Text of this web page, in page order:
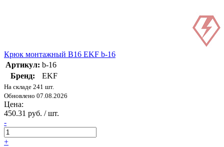
Крюк монтажный B16 EKF b-16
Артикул: b-16
Бренд:
EKF
На складе 241 шт.
Обновлено 07.08.2026
Цена:
450.31 руб. / шт.
-
+